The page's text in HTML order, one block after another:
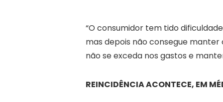
“O consumidor tem tido
mas depois não consegue
não se exceda nos gastos e
REINCIDÊNCIA ACONTECE, EM